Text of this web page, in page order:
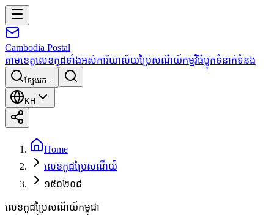
Cambodia Postal
តាមខេត្តលេខកូដទាំងអស់ការិយាល័យប្រៃសណីយ៍កម្មវិធីប្លុកទំនាក់ទំនង
ស្វែងរក...
KH
Home
លេខកូដប្រៃសណីយ៍
១៥០២០៨
លេខកូដប្រៃសណីយ៍កម្ពុជា